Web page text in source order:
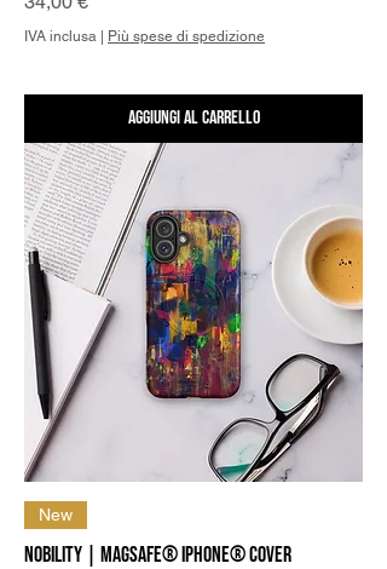
IVA inclusa | Più spese di spedizione
Aggiungi al carrello
New
Nobility | MagSafe® iPhone® Cover